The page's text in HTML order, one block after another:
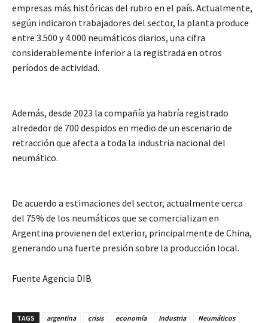
empresas más históricas del rubro en el país. Actualmente,
según indicaron trabajadores del sector, la planta produce
entre 3.500 y 4.000 neumáticos diarios, una cifra
considerablemente inferior a la registrada en otros
períodos de actividad.
Además, desde 2023 la compañía ya habría registrado
alrededor de 700 despidos en medio de un escenario de
retracción que afecta a toda la industria nacional del
neumático.
De acuerdo a estimaciones del sector, actualmente cerca
del 75% de los neumáticos que se comercializan en
Argentina provienen del exterior, principalmente de China,
generando una fuerte presión sobre la producción local.
Fuente Agencia DIB
TAGS argentina crisis economía Industria Neumáticos